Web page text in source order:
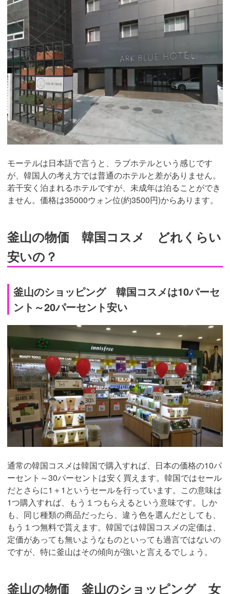
モーテルは日本語で言うと、ラブホテルという感じです
が、韓国人の考え方では普通のホテルと差がありません。
若干安く泊まれるホテルですが、未成年は泊ることができ
ません。価格は35000ウォン位(約3500円)からあります。
釜山の物価 韓国コスメ どれくらい
安いの？
釜山のショッピング 韓国コスメは10パーセ
ント～20パーセント安い
通常の韓国コスメは韓国で購入すれば、日本の価格の10パ
ーセント～30パーセントは安く買えます。韓国ではセール
だとさらに1＋1というセールを行っています。この意味は
1つ購入すれば、もう１つもらえるという意味です。しか
も、同じ種類の商品だったら、違う色を選んだとしても、
もう１つ無料で貰えます。韓国では韓国コスメの定価は、
定価があっても無いようなものといっても過言ではないの
ですが、特に釜山はその傾向が強いと言えるでしょう。
釜山の物価 釜山のショッピング 女